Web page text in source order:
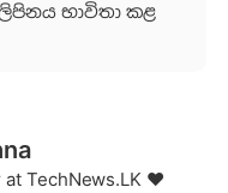
ලිපිනය භාවිතා කළ
TechNews.LK ❤️